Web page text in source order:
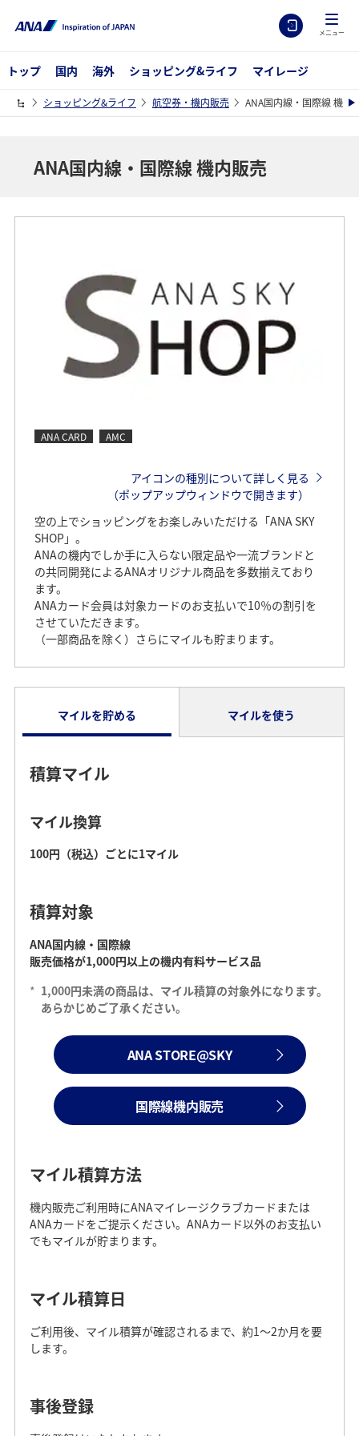
メニュー
トップ 国内 海外 ショッピング&ライフ マイレージ
ショッピング&ライフ 航空券・機内販売 ANA国内線・国際線 機内
ANA国内線・国際線 機内販売
ANA CARD AMC
アイコンの種別について詳しく見る
（ポップアップウィンドウで開きます）
空の上でショッピングをお楽しみいただける「ANA SKY
SHOP」。
ANAの機内でしか手に入らない限定品や一流ブランドと
の共同開発によるANAオリジナル商品を多数揃えており
ます。
ANAカード会員は対象カードのお支払いで10％の割引を
させていただきます。
（一部商品を除く）さらにマイルも貯まります。
マイルを貯める マイルを使う
積算マイル
マイル換算
100円（税込）ごとに1マイル
積算対象
ANA国内線・国際線
販売価格が1,000円以上の機内有料サービス品
* 1,000円未満の商品は、マイル積算の対象外になります。
あらかじめご了承ください。
ANA STORE@SKY
国際線機内販売
マイル積算方法
機内販売ご利用時にANAマイレージクラブカードまたは
ANAカードをご提示ください。ANAカード以外のお支払い
でもマイルが貯まります。
マイル積算日
ご利用後、マイル積算が確認されるまで、約1～2か月を要
します。
事後登録